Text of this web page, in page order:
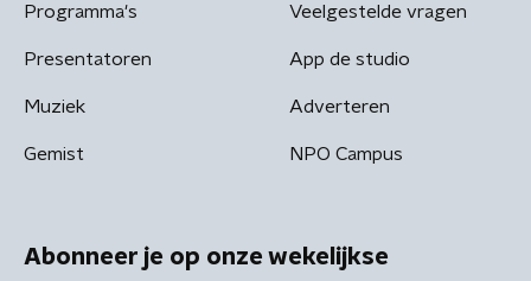
Programma's
Presentatoren
Muziek
Gemist
Veelgestelde vragen
App de studio
Adverteren
NPO Campus
Abonneer je op onze wekelijkse